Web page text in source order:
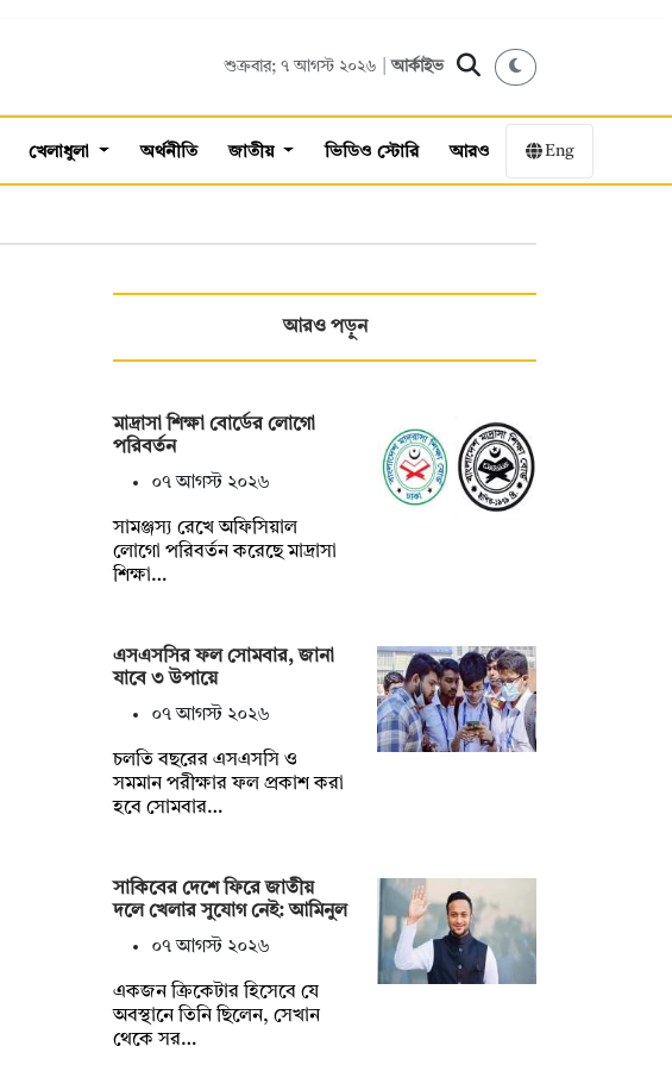
শুক্রবার; ৭ আগস্ট ২০২৬ |আর্কাইভ
খেলাধুলা অর্থনীতি জাতীয় ভিডিও স্টোরি আরও Eng
আরও পড়ুন
মাদ্রাসা শিক্ষা বোর্ডের লোগো
পরিবর্তন
০৭ আগস্ট ২০২৬
সামঞ্জস্য রেখে অফিসিয়াল
লোগো পরিবর্তন করেছে মাদ্রাসা
শিক্ষা…
এসএসসির ফল সোমবার, জানা
যাবে ৩ উপায়ে
০৭ আগস্ট ২০২৬
চলতি বছরের এসএসসি ও
সমমান পরীক্ষার ফল প্রকাশ করা
হবে সোমবার…
সাকিবের দেশে ফিরে জাতীয়
দলে খেলার সুযোগ নেই: আমিনুল
০৭ আগস্ট ২০২৬
একজন ক্রিকেটার হিসেবে যে
অবস্থানে তিনি ছিলেন, সেখান
থেকে সর…